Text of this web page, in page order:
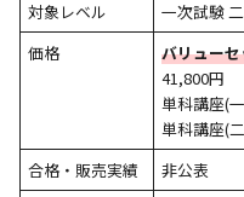
対象レベル
一次試験
価格
バリュー
41,800円
単科講座(
単科講座(
合格・販売実績
非公表